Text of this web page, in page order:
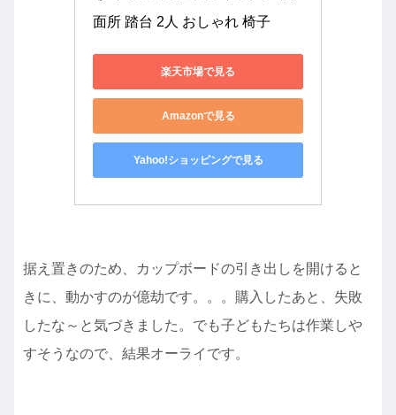
面所 踏台 2人 おしゃれ 椅子
楽天市場で見る
Amazonで見る
Yahoo!ショッピングで見る
据え置きのため、カップボードの引き出しを開けると
きに、動かすのが億劫です。。。購入したあと、失敗
したな～と気づきました。でも子どもたちは作業しや
すそうなので、結果オーライです。